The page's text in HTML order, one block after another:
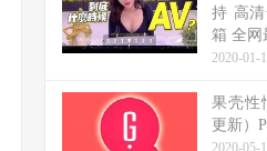
持 高
箱 全网
2020-01-
果壳性
更新）
2020-05-